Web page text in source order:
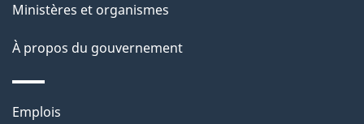
a
g
e
Ministères et organismes
À propos du gouvernement
Thèmes
Emplois